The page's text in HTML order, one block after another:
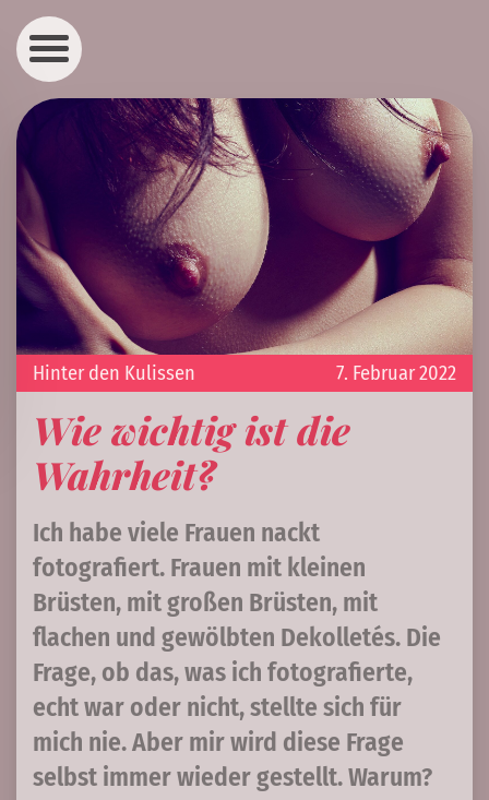
7. Februar 2022
Hinter den Kulissen
Wie wichtig ist die
Wahrheit?
Ich habe viele Frauen nackt
fotografiert. Frauen mit kleinen
Brüsten, mit großen Brüsten, mit
flachen und gewölbten Dekolletés. Die
Frage, ob das, was ich fotografierte,
echt war oder nicht, stellte sich für
mich nie. Aber mir wird diese Frage
selbst immer wieder gestellt. Warum?